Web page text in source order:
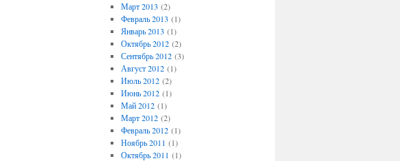
Март 2013 (2)
Февраль 2013 (1)
Январь 2013 (1)
Октябрь 2012(2)
Сентябрь 2012(3)
Август 2012(1)
Июль 2012(2)
Июнь 2012(1)
Май 2012(1)
Март 2012(2)
Февраль 2012(1)
Ноябрь 2011 (1)
Октябрь 2011 (1)